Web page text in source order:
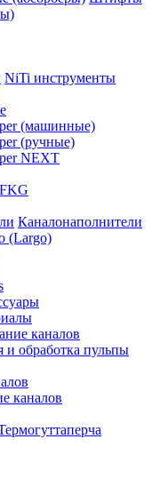
NiTi инструменты
(машинные)
(ручные)
NEXT
Каналонаполнители
(Largo)
каналов
и обработка пульпы
каналов